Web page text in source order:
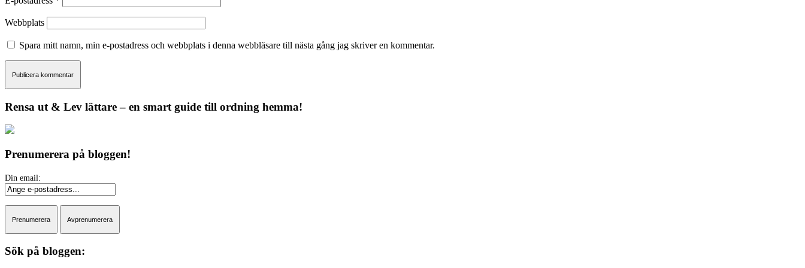
Webbplats
Spara mitt namn, min e-postadress och webbplats i denna webbläsare till nästa gång jag skriver en kommentar.
Rensa ut & Lev lättare – en smart guide till ordning hemma!
Prenumerera på bloggen!
Sök på bloggen: